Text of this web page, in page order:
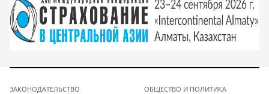
ЗАКОНОДАТЕЛЬСТВО
ОБЩЕСТВО И ПОЛИТИКА